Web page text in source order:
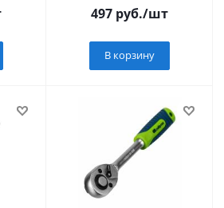
497 руб./шт
В корзину